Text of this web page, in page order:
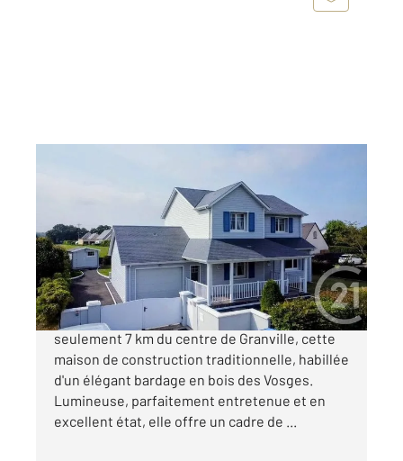
Maison à vendre
434 000 €
CENTURY 21 Royer Immo vous présente à
seulement 7 km du centre de Granville, cette
maison de construction traditionnelle, habillée
d'un élégant bardage en bois des Vosges.
Lumineuse, parfaitement entretenue et en
excellent état, elle offre un cadre de ...